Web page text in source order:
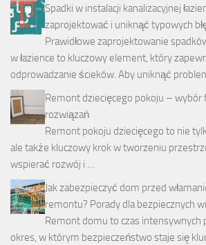
Spadki w instalacji kanalizacyjnej
zaprojektować i uniknąć typowych
Prawidłowe zaprojektowanie
w łazience to kluczowy element, który
odprowadzanie ścieków. Aby uniknąć
Remont dziecięcego pokoju – wybór
rozwiązań
Remont pokoju dziecięcego to nie
ale także kluczowy krok w tworzeniu
wspierać rozwój i …
Jak zabezpieczyć dom przed
remontu? Porady dla bezpiecznych
Remont domu to czas intensywnych
okres, w którym bezpieczeństwo staje się